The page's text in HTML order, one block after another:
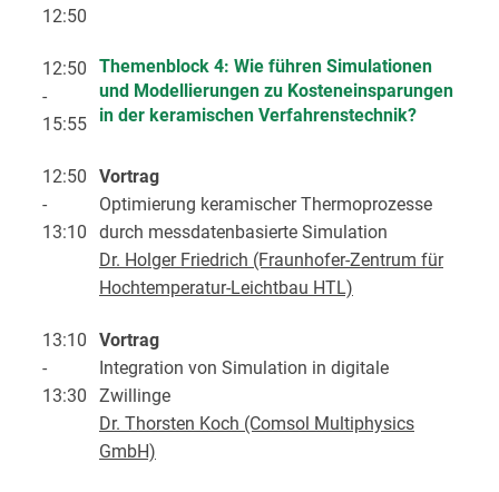
12:50
12:50
-
15:55
Themenblock 4: Wie führen Simulationen
und Modellierungen zu Kosteneinsparungen
in der keramischen Verfahrenstechnik?
12:50
-
13:10
Vortrag
Optimierung keramischer Thermoprozesse
durch messdatenbasierte Simulation
Dr. Holger Friedrich (Fraunhofer-Zentrum für
Hochtemperatur-Leichtbau HTL)
13:10
-
13:30
Vortrag
Integration von Simulation in digitale
Zwillinge
Dr. Thorsten Koch (Comsol Multiphysics
GmbH)